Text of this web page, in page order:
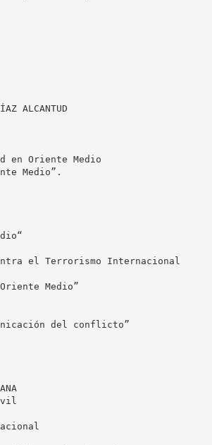
ALCANTUD
en Oriente Medio
Medio”.
el Terrorismo Internacional
Medio”
del conflicto”